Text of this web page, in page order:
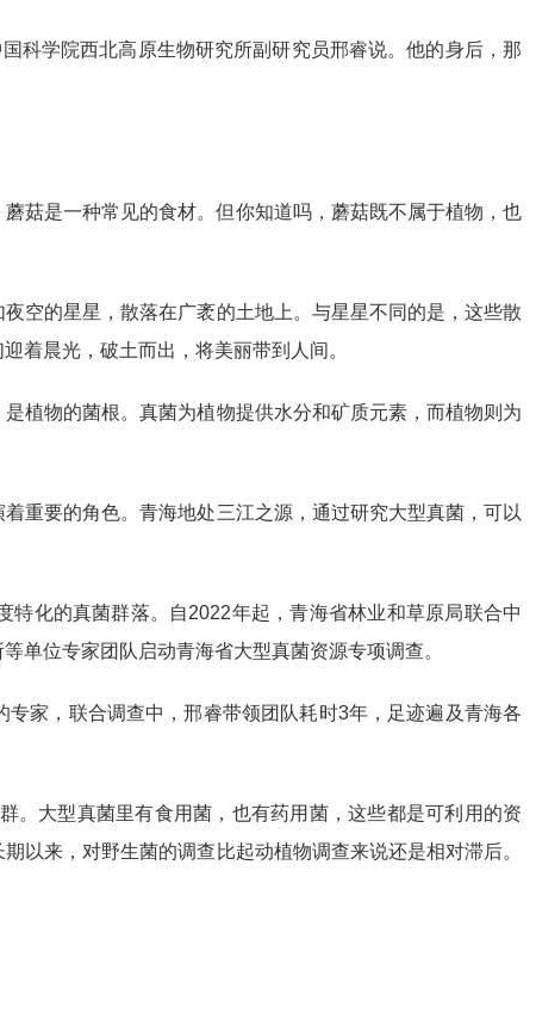
科学院西北高原生物研究所副研究员邢睿说。他的身后，那
菇是一种常见的食材。但你知道吗，蘑菇既不属于植物，也
空的星星，散落在广袤的土地上。与星星不同的是，这些散
着晨光，破土而出，将美丽带到人间。
植物的菌根。真菌为植物提供水分和矿质元素，而植物则为
重要的角色。青海地处三江之源，通过研究大型真菌，可以
化的真菌群落。自2022年起，青海省林业和草原局联合中
单位专家团队启动青海省大型真菌资源专项调查。
家，联合调查中，邢睿带领团队耗时3年，足迹遍及青海各
。大型真菌里有食用菌，也有药用菌，这些都是可利用的资
以来，对野生菌的调查比起动植物调查来说还是相对滞后。